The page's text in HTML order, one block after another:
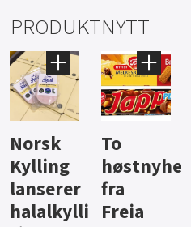
PRODUKTNYTT
Knalltall
for Açai
Bowl
Aass vil
bli
førstevalg
i lite-